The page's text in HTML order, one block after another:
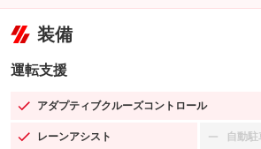
装備
運転支援
アダプティブクルーズコントロール
：装備あり
レーンアシスト
：装備あり 自動
：装備